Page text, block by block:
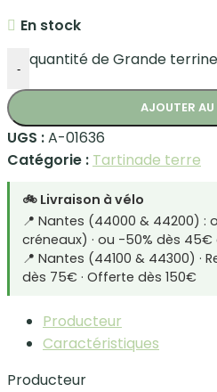
En stock
- quantité de Grande
AJOUTER AU
UGS :A-01636
Catégorie : Tartinade terre
🚲 Livraison à vélo
📍 Nantes (44000 & 44200)
créneaux) · ou -50% dès
📍 Nantes (44100 & 44300) ·
dès 75€ · Offerte dès 150€
Producteur
Caractéristiques
Producteur